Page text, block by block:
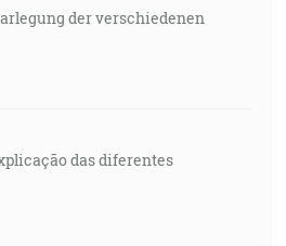
der verschiedenen
das diferentes